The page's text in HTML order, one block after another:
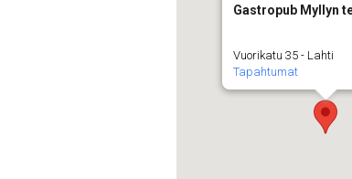
Gastropub Myllyn
Vuorikatu 35 - Lahti
Tapahtumat